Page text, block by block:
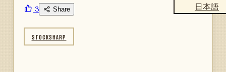
日本語
3 Share
STOCKSHARP